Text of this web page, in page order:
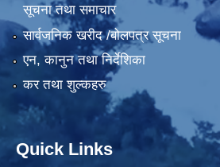
सूचना तथा समाचार
सार्वजनिक खरीद /बोलपत्र सूचना
एन, कानुन तथा निर्देशिका
कर तथा शुल्कहरु
Quick Links